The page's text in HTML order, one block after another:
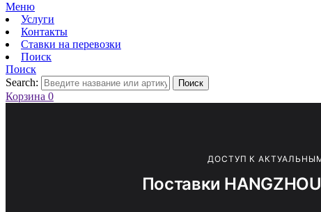
Меню
Услуги
Контакты
Ставки на перевозки
Поиск
Поиск
Search:
Поиск
Корзина 0
ДОСТУП К
Поставки